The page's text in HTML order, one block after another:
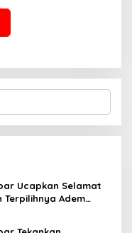
Ucapkan Selamat
Terpilihnya Adem